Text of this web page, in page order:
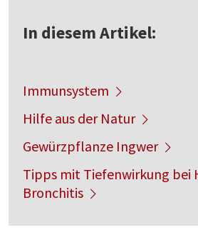
In diesem Artikel:
Immunsystem
Hilfe aus der Natur
Gewürzpflanze Ingwer
Tipps mit Tiefenwirkung bei
Bronchitis